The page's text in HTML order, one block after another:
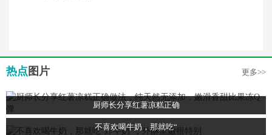
热点 图片 更多>>
厨师长分享红薯凉糕正确
不喜欢喝牛奶，那就吃“